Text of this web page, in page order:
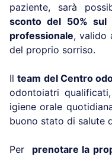
paziente, sarà
sconto del 50% sul
professionale, valido
del proprio sorriso.
Ilteam del Centro
odontoiatri
igiene orale
buono stato di salute
Per prenotare la